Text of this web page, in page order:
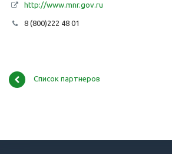
http://www.mnr.gov.ru
8 (800)222 48 01
Список партнеров